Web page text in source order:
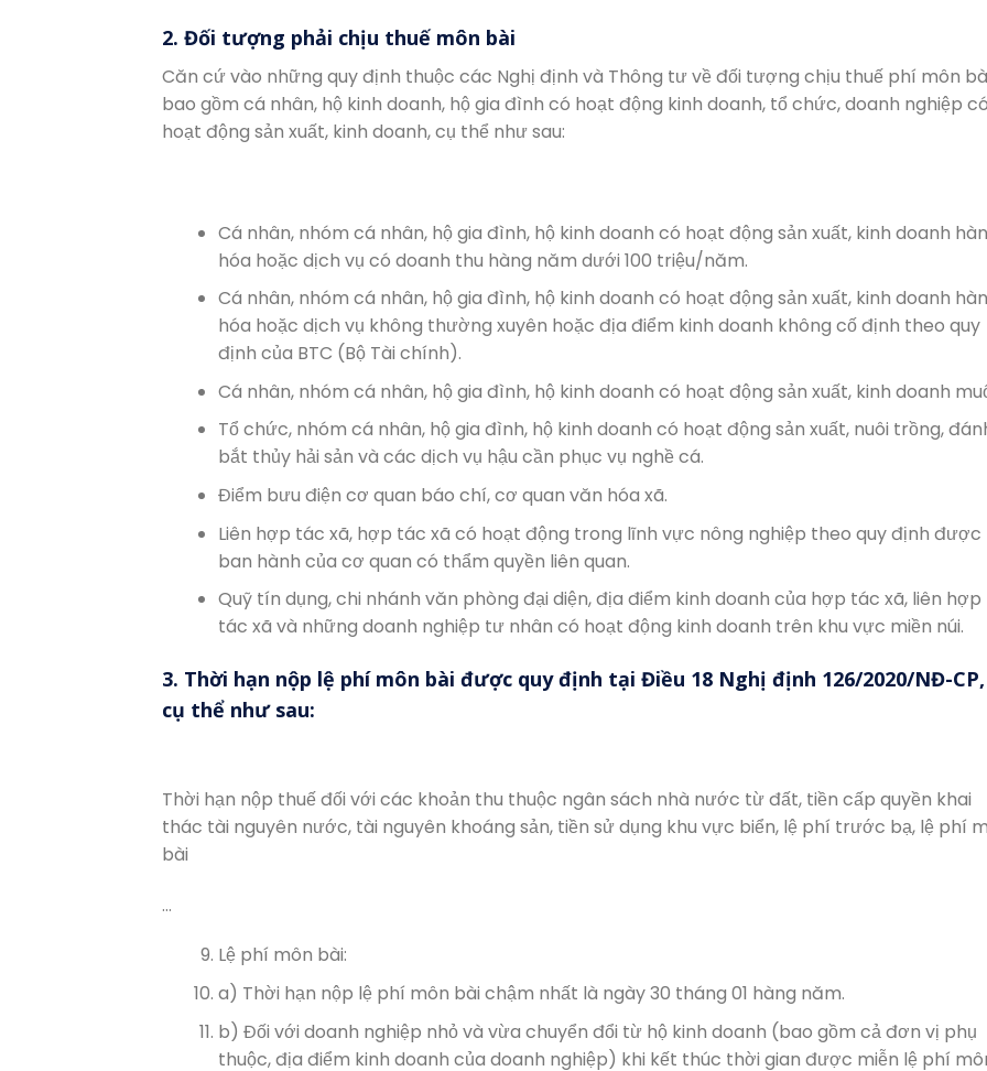
2. Đối tượng phải chịu thuế môn bài
Căn cứ vào những quy định thuộc các Nghị định và Thông tư về đối tượng chịu thuế phí môn
bao gồm cá nhân, hộ kinh doanh, hộ gia đình có hoạt động kinh doanh, tổ chức, doanh nghiệp
hoạt động sản xuất, kinh doanh, cụ thể như sau:
Cá nhân, nhóm cá nhân, hộ gia đình, hộ kinh doanh có hoạt động sản xuất, kinh doanh
hóa hoặc dịch vụ có doanh thu hàng năm dưới 100 triệu/năm.
Cá nhân, nhóm cá nhân, hộ gia đình, hộ kinh doanh có hoạt động sản xuất, kinh doanh
hóa hoặc dịch vụ không thường xuyên hoặc địa điểm kinh doanh không cố định theo quy
định của BTC (Bộ Tài chính).
Cá nhân, nhóm cá nhân, hộ gia đình, hộ kinh doanh có hoạt động sản xuất, kinh doanh
Tổ chức, nhóm cá nhân, hộ gia đình, hộ kinh doanh có hoạt động sản xuất, nuôi trồng,
bắt thủy hải sản và các dịch vụ hậu cần phục vụ nghề cá.
Điểm bưu điện cơ quan báo chí, cơ quan văn hóa xã.
Liên hợp tác xã, hợp tác xã có hoạt động trong lĩnh vực nông nghiệp theo quy định được
ban hành của cơ quan có thẩm quyền liên quan.
Quỹ tín dụng, chi nhánh văn phòng đại diện, địa điểm kinh doanh của hợp tác xã, liên hợp
tác xã và những doanh nghiệp tư nhân có hoạt động kinh doanh trên khu vực miền núi.
3. Thời hạn nộp lệ phí môn bài được quy định tại Điều 18 Nghị định 126/2020/NĐ-CP,
cụ thể như sau:
Thời hạn nộp thuế đối với các khoản thu thuộc ngân sách nhà nước từ đất, tiền cấp quyền khai
thác tài nguyên nước, tài nguyên khoáng sản, tiền sử dụng khu vực biển, lệ phí trước bạ, lệ phí
bài
…
Lệ phí môn bài:
a) Thời hạn nộp lệ phí môn bài chậm nhất là ngày 30 tháng 01 hàng năm.
b) Đối với doanh nghiệp nhỏ và vừa chuyển đổi từ hộ kinh doanh (bao gồm cả đơn vị phụ
thuộc, địa điểm kinh doanh của doanh nghiệp) khi kết thúc thời gian được miễn lệ phí